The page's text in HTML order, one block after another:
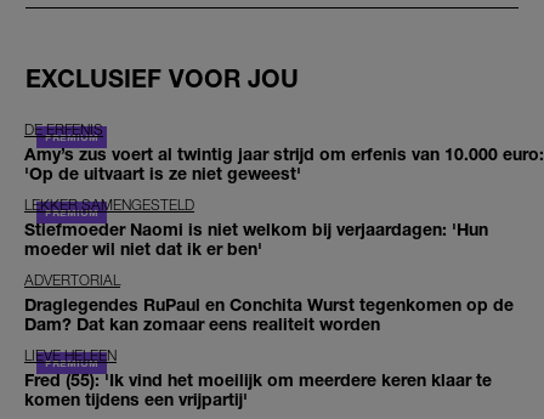
EXCLUSIEF VOOR JOU
DE ERFENIS
Amy’s zus voert al twintig jaar strijd om erfenis van 10.000 euro:
'Op de uitvaart is ze niet geweest'
LEKKER SAMENGESTELD
Stiefmoeder Naomi is niet welkom bij verjaardagen: 'Hun
moeder wil niet dat ik er ben'
ADVERTORIAL
Draglegendes RuPaul en Conchita Wurst tegenkomen op de
Dam? Dat kan zomaar eens realiteit worden
LIEVE HELEEN
Fred (55): 'Ik vind het moeilijk om meerdere keren klaar te
komen tijdens een vrijpartij'